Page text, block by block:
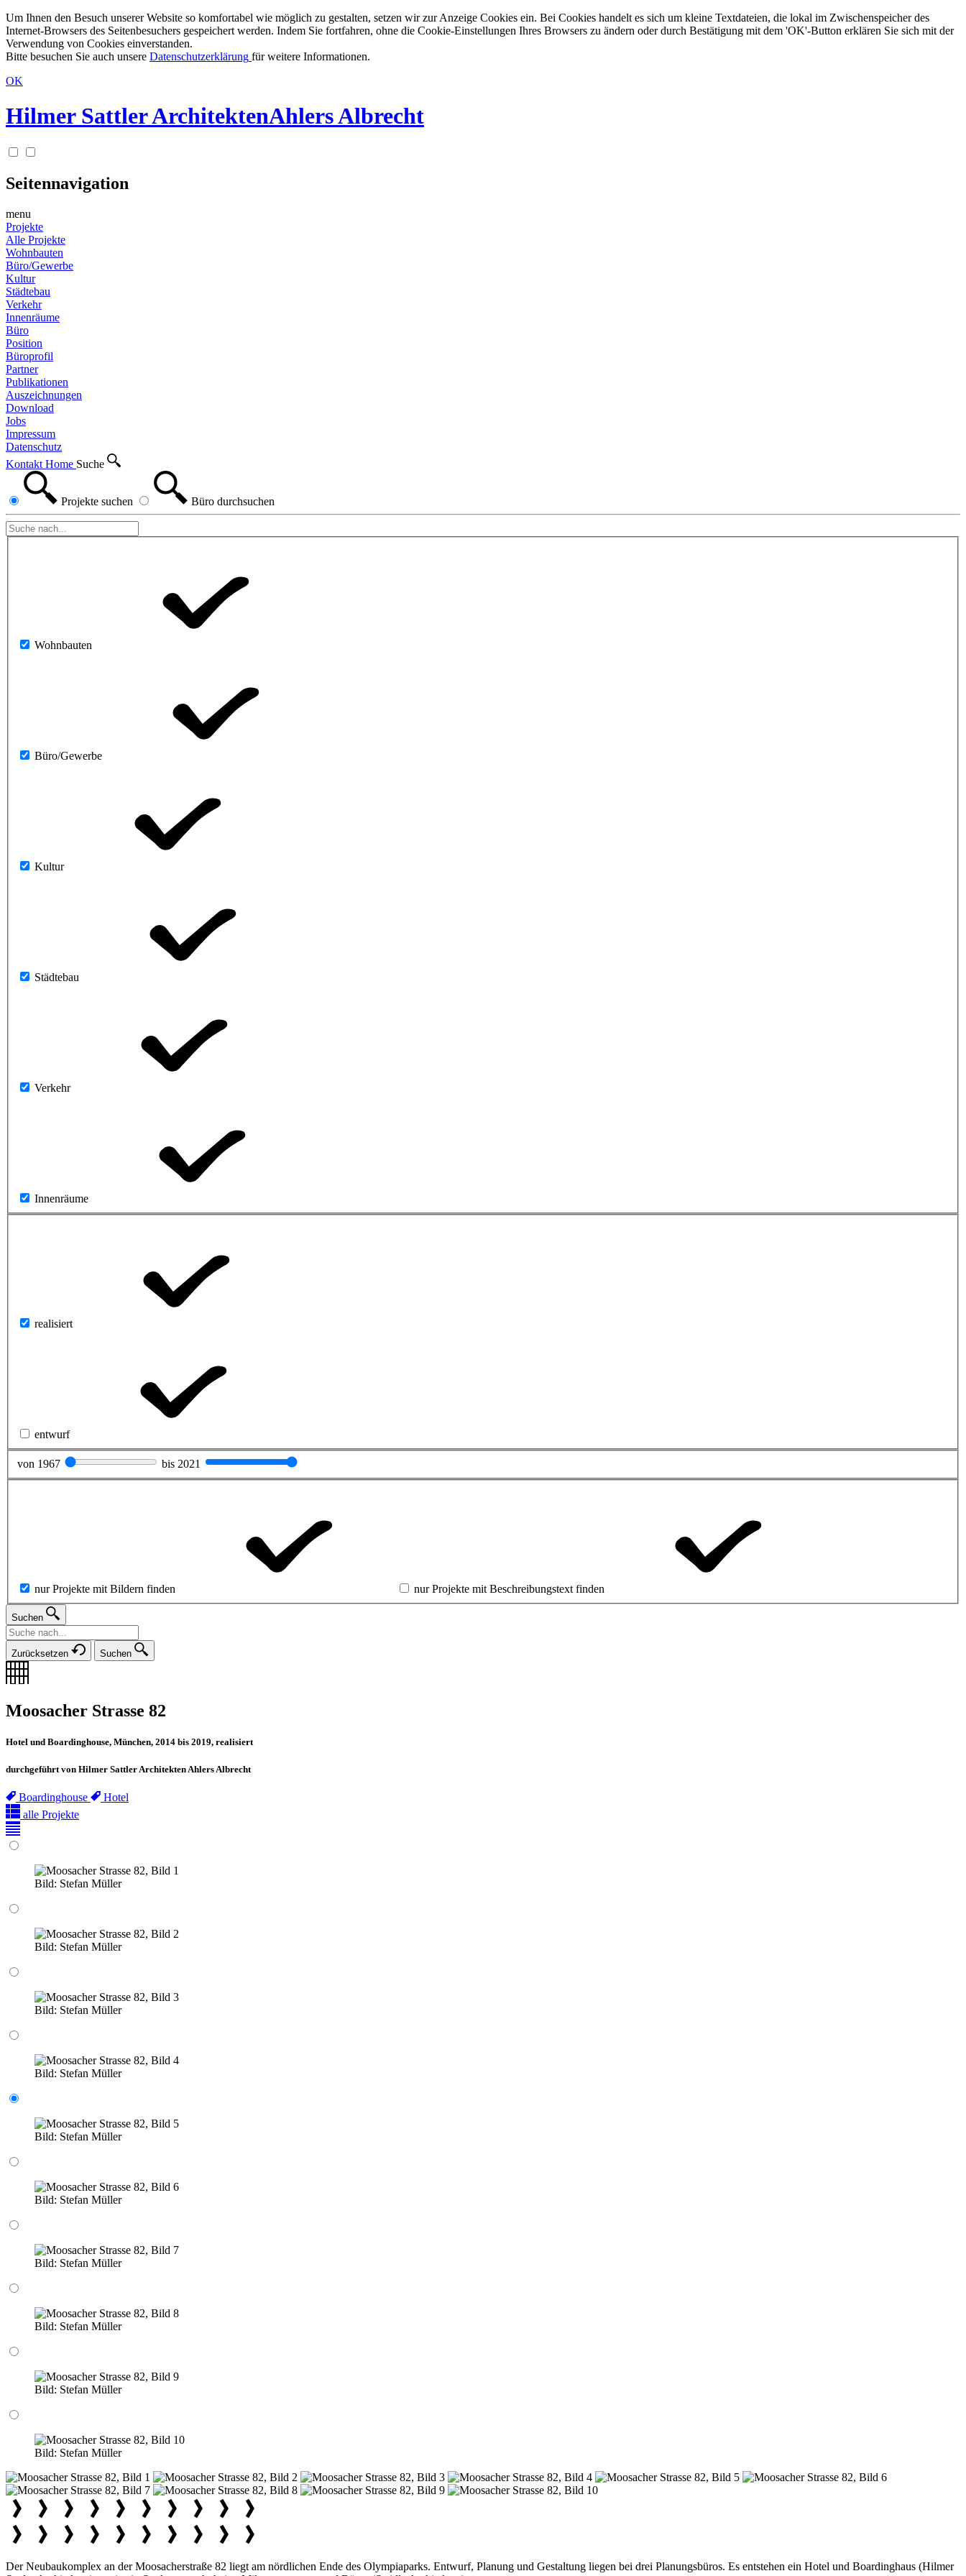
Um Ihnen den Besuch unserer Website so komfortabel wie möglich zu gestalten, setzen wir zur Anzeige Cookies ein. Bei Cookies handelt es sich um kleine Textdateien, die lokal im Zwischenspeicher des
Internet-Browsers des Seitenbesuchers gespeichert werden. Indem Sie fortfahren, ohne die Cookie-Einstellungen Ihres Browsers zu ändern oder durch Bestätigung mit dem 'OK'-Button erklären Sie sich mit der
Verwendung von Cookies einverstanden.
Bitte besuchen Sie auch unsere Datenschutzerklärung für weitere Informationen.
OK
Hilmer Sattler ArchitektenAhlers Albrecht
Seitennavigation
menu
Projekte
Alle Projekte
Wohnbauten
Büro/Gewerbe
Kultur
Städtebau
Verkehr
Innenräume
Büro
Position
Büroprofil
Partner
Publikationen
Auszeichnungen
Download
Jobs
Impressum
Datenschutz
Kontakt Home Suche
Projekte suchen Büro durchsuchen
Wohnbauten
Büro/Gewerbe
Kultur
Städtebau
Verkehr
Innenräume
realisiert
entwurf
von 1967 bis 2021
nur Projekte mit Bildern finden nur Projekte mit Beschreibungstext finden
Suchen
Zurücksetzen Suchen
Moosacher Strasse 82
Hotel und Boardinghouse, München, 2014 bis 2019, realisiert
durchgeführt von Hilmer Sattler Architekten Ahlers Albrecht
Boardinghouse
Hotel
alle Projekte
Bild: Stefan Müller
Bild: Stefan Müller
Bild: Stefan Müller
Bild: Stefan Müller
Bild: Stefan Müller
Bild: Stefan Müller
Bild: Stefan Müller
Bild: Stefan Müller
Bild: Stefan Müller
Bild: Stefan Müller
Der Neubaukomplex an der Moosacherstraße 82 liegt am nördlichen Ende des Olympiaparks. Entwurf, Planung und Gestaltung liegen bei drei Planungsbüros. Es entstehen ein Hotel und Boardinghaus (Hilmer